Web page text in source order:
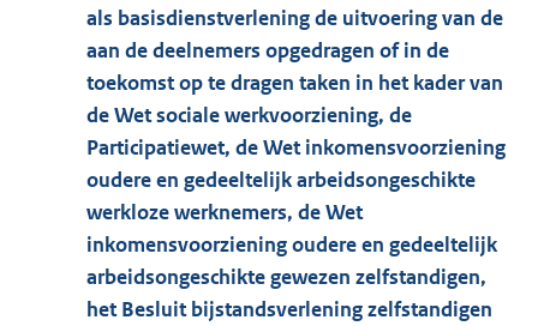
als basisdienstverlening de uitvoering van de
aan de deelnemers opgedragen of in de
toekomst op te dragen taken in het kader van
de Wet sociale werkvoorziening, de
Participatiewet, de Wet inkomensvoorziening
oudere en gedeeltelijk arbeidsongeschikte
werkloze werknemers, de Wet
inkomensvoorziening oudere en gedeeltelijk
arbeidsongeschikte gewezen zelfstandigen,
het Besluit bijstandsverlening zelfstandigen